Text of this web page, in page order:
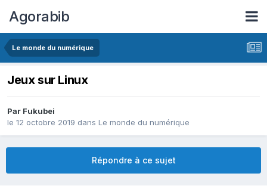
Agorabib
Le monde du numérique
Jeux sur Linux
Par Fukubei
le 12 octobre 2019 dans Le monde du numérique
Répondre à ce sujet